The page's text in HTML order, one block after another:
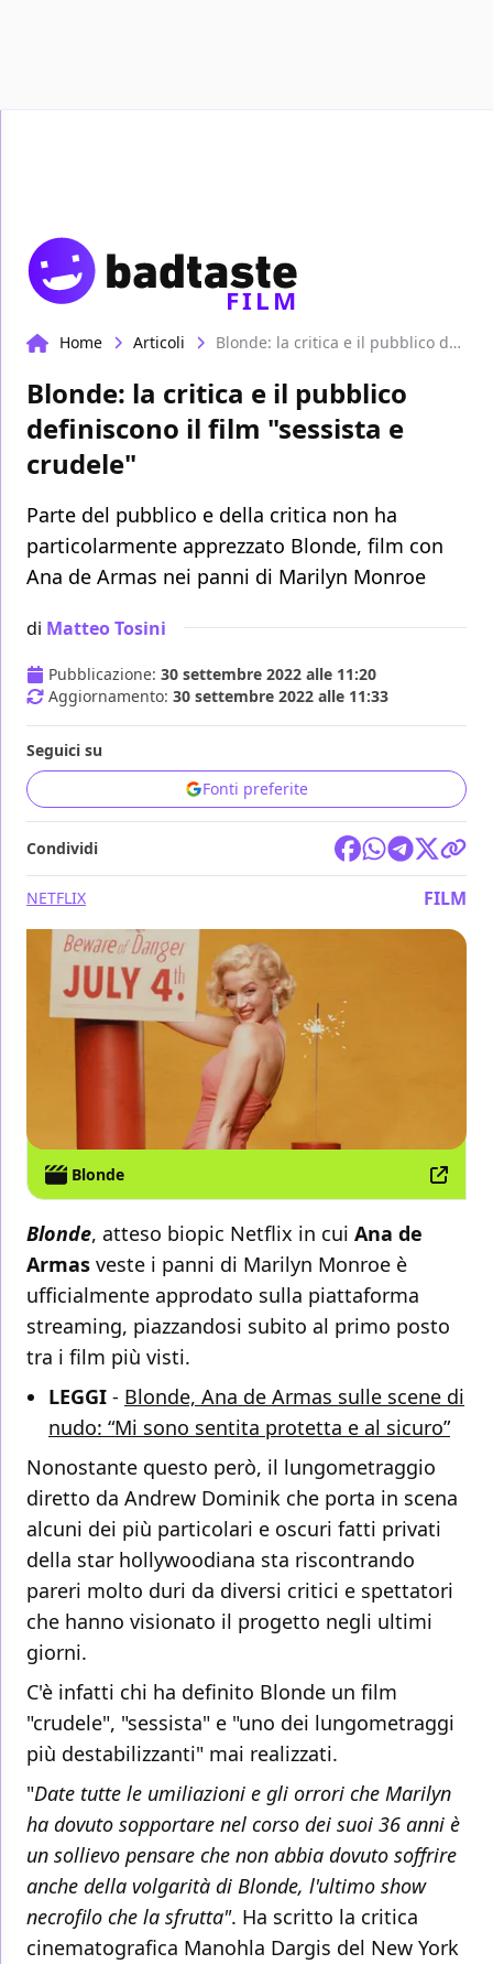
FILM
Home Articoli Blonde: la critica e il pubblico definiscono il film "sessista e crudele"
Blonde: la critica e il pubblico
definiscono il film "sessista e
crudele"
Parte del pubblico e della critica non ha
particolarmente apprezzato Blonde, film con
Ana de Armas nei panni di Marilyn Monroe
di Matteo Tosini
Pubblicazione: 30 settembre 2022 alle 11:20
Aggiornamento: 30 settembre 2022 alle 11:33
Seguici su
Fonti preferite
Condividi
NETFLIX FILM
Blonde
Blonde, atteso biopic Netflix in cui Ana de
Armas veste i panni di Marilyn Monroe è
ufficialmente approdato sulla piattaforma
streaming, piazzandosi subito al primo posto
tra i film più visti.
LEGGI - Blonde, Ana de Armas sulle scene di
nudo: “Mi sono sentita protetta e al sicuro”
Nonostante questo però, il lungometraggio
diretto da Andrew Dominik che porta in scena
alcuni dei più particolari e oscuri fatti privati
della star hollywoodiana sta riscontrando
pareri molto duri da diversi critici e spettatori
che hanno visionato il progetto negli ultimi
giorni.
C'è infatti chi ha definito Blonde un film
"crudele", "sessista" e "uno dei lungometraggi
più destabilizzanti" mai realizzati.
"Date tutte le umiliazioni e gli orrori che Marilyn
ha dovuto sopportare nel corso dei suoi 36 anni è
un sollievo pensare che non abbia dovuto soffrire
anche della volgarità di Blonde, l'ultimo show
necrofilo che la sfrutta". Ha scritto la critica
cinematografica Manohla Dargis del New York